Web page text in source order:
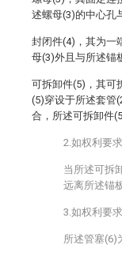
述螺母(3)的中心孔
封闭件(4)，其为一
母(3)外且与所述锚
可拆卸件(5)，其可
(5)穿设于所述套管
合，所述可拆卸件
2.如权利要
当所述可拆
远离所述锚
3.如权利要
所述管塞(6)